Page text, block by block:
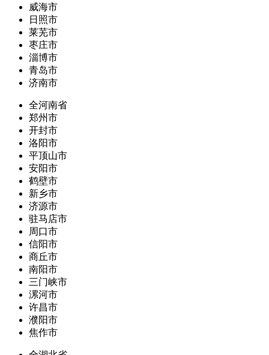
威海市
日照市
莱芜市
枣庄市
淄博市
青岛市
济南市
全河南省
郑州市
开封市
洛阳市
平顶山市
安阳市
鹤壁市
新乡市
济源市
驻马店市
周口市
信阳市
商丘市
南阳市
三门峡市
漯河市
许昌市
濮阳市
焦作市